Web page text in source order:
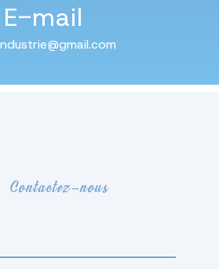
E-mail
Contactez-nous